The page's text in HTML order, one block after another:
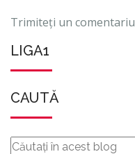
Trimiteți un comentariu
LIGA1
CAUTĂ